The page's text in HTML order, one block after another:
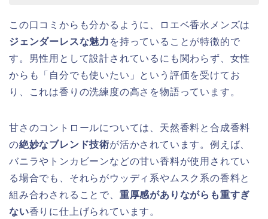
この口コミからも分かるように、ロエベ香水メンズは
ジェンダーレスな魅力 を持っていることが特徴的で
す。男性用として設計されているにも関わらず、女性
からも「自分でも使いたい」という評価を受けてお
り、これは香りの洗練度の高さを物語っています。
甘さのコントロールについては、天然香料と合成香料
の絶妙なブレンド技術が活かされています。例えば、
バニラやトンカビーンなどの甘い香料が使用されてい
る場合でも、それらがウッディ系やムスク系の香料と
組み合わされることで、 重厚感がありながらも重すぎ
ない香りに仕上げられています。